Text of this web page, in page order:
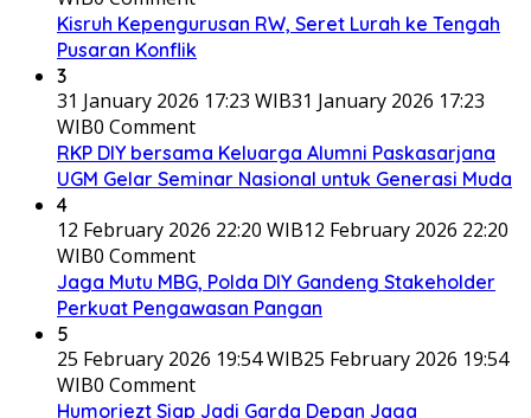
Kisruh Kepengurusan RW, Seret Lurah ke Tengah
Pusaran Konflik
3
31 January 2026 17:23 WIB31 January 2026 17:23
WIB0 Comment
RKP DIY bersama Keluarga Alumni Paskasarjana
UGM Gelar Seminar Nasional untuk Generasi Muda
4
12 February 2026 22:20 WIB12 February 2026 22:20
WIB0 Comment
Jaga Mutu MBG, Polda DIY Gandeng Stakeholder
Perkuat Pengawasan Pangan
5
25 February 2026 19:54 WIB25 February 2026 19:54
WIB0 Comment
Humoriezt Siap Jadi Garda Depan Jaga